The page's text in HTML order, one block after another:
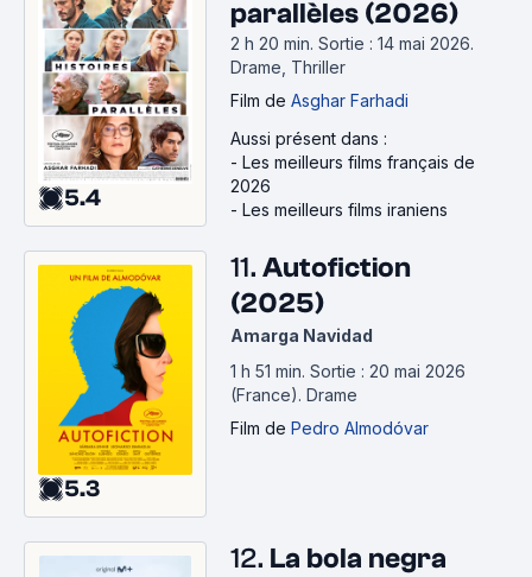
5.4
parallèles (2026)
2 h 20 min. Sortie : 14 mai 2026.
Drame, Thriller
Film de Asghar Farhadi
Aussi présent dans :
- Les meilleurs films français de
2026
- Les meilleurs films iraniens
5.3
11. Autofiction
(2025)
Amarga Navidad
1 h 51 min. Sortie : 20 mai 2026
(France). Drame
Film de Pedro Almodóvar
12. La bola negra